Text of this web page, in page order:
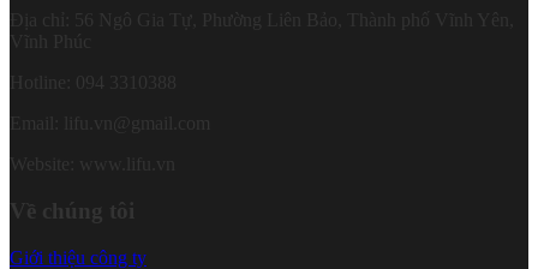
Địa chỉ: 56 Ngô Gia Tự, Phường Liên Bảo, Thành phố Vĩnh Yên,
Hotline: 094 3310388
Về chúng tôi
Giới thiệu công ty